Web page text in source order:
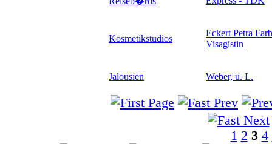
Kosmetikstudios
Eckert Petra
Visagistin
Jalousien Weber, u. L.
1 2 3 4